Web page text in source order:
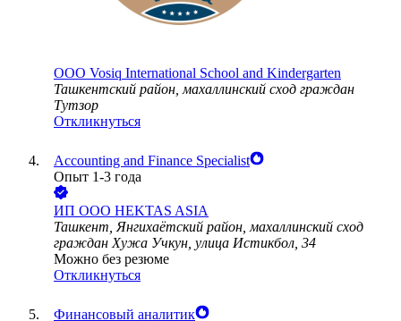
ООО Vosiq International School and Kindergarten
Ташкентский район, махаллинский сход граждан
Тутзор
Откликнуться
Accounting and Finance Specialist
Опыт 1-3 года
ИП ООО HEKTAS ASIA
Ташкент, Янгихаётский район, махаллинский сход
граждан Хужа Учкун, улица Истикбол, 34
Можно без резюме
Откликнуться
Финансовый аналитик